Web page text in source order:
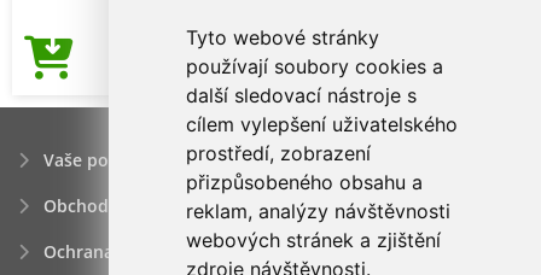
Tyto webové stránky
používají soubory cookies a
další sledovací nástroje s
cílem vylepšení uživatelského
prostředí, zobrazení
přizpůsobeného obsahu a
reklam, analýzy návštěvnosti
webových stránek a zjištění
zdroje návštěvnosti.
Cena od12,85Kč
Vaše poptávka
Obchodní podmínky
Ochrana osobních údajú